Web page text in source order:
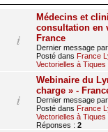
Médecins et
consultation en
France
Dernier message par
Posté dans France
Vectorielles à Tiques
Webinaire du
charge » -
Dernier message par
Posté dans France
Vectorielles à Tiques
Réponses : 2